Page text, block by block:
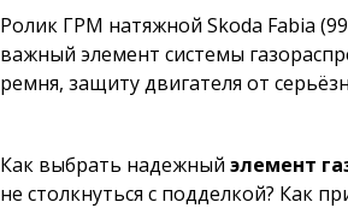
Ролик ГРМ натяжной Skoda Fabia
важный элемент системы
ремня, защиту двигателя от
Как выбрать надежный элемент
не столкнуться с подделкой? Как